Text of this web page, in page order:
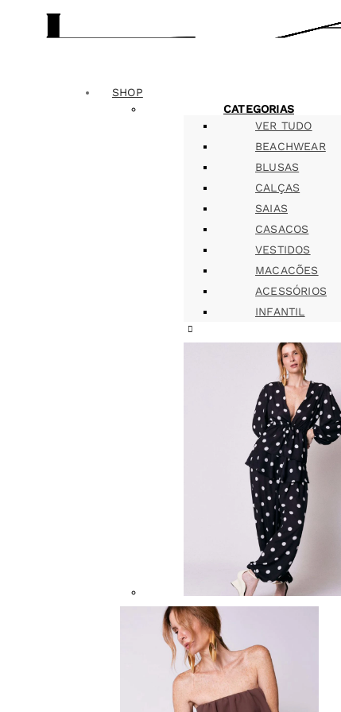
SHOP
CATEGORIAS
VER TUDO
BEACHWEAR
BLUSAS
CALÇAS
SAIAS
CASACOS
VESTIDOS
MACACÕES
ACESSÓRIOS
INFANTIL